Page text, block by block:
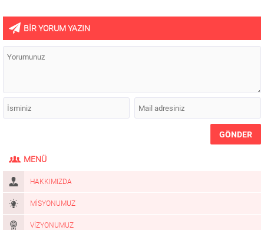
BİR YORUM YAZIN
MENÜ
HAKKIMIZDA
MISYONUMUZ
VIZYONUMUZ